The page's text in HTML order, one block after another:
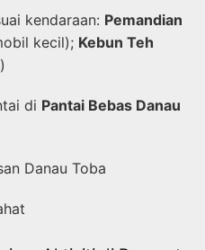
kendaraan: Pemandian
kecil); Kebun Teh
di Pantai Bebas Danau
Danau Toba